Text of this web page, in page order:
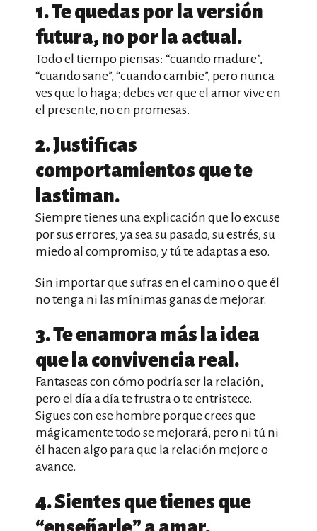
1. Te quedas por la versión
futura, no por la actual.
Todo el tiempo piensas: “cuando madure”,
“cuando sane”, “cuando cambie”, pero nunca
ves que lo haga; debes ver que el amor vive en
el presente, no en promesas.
2. Justificas
comportamientos que te
lastiman.
Siempre tienes una explicación que lo excuse
por sus errores, ya sea su pasado, su estrés, su
miedo al compromiso, y tú te adaptas a eso.
Sin importar que sufras en el camino o que él
no tenga ni las mínimas ganas de mejorar.
3. Te enamora más la idea
que la convivencia real.
Fantaseas con cómo podría ser la relación,
pero el día a día te frustra o te entristece.
Sigues con ese hombre porque crees que
mágicamente todo se mejorará, pero ni tú ni
él hacen algo para que la relación mejore o
avance.
4. Sientes que tienes que